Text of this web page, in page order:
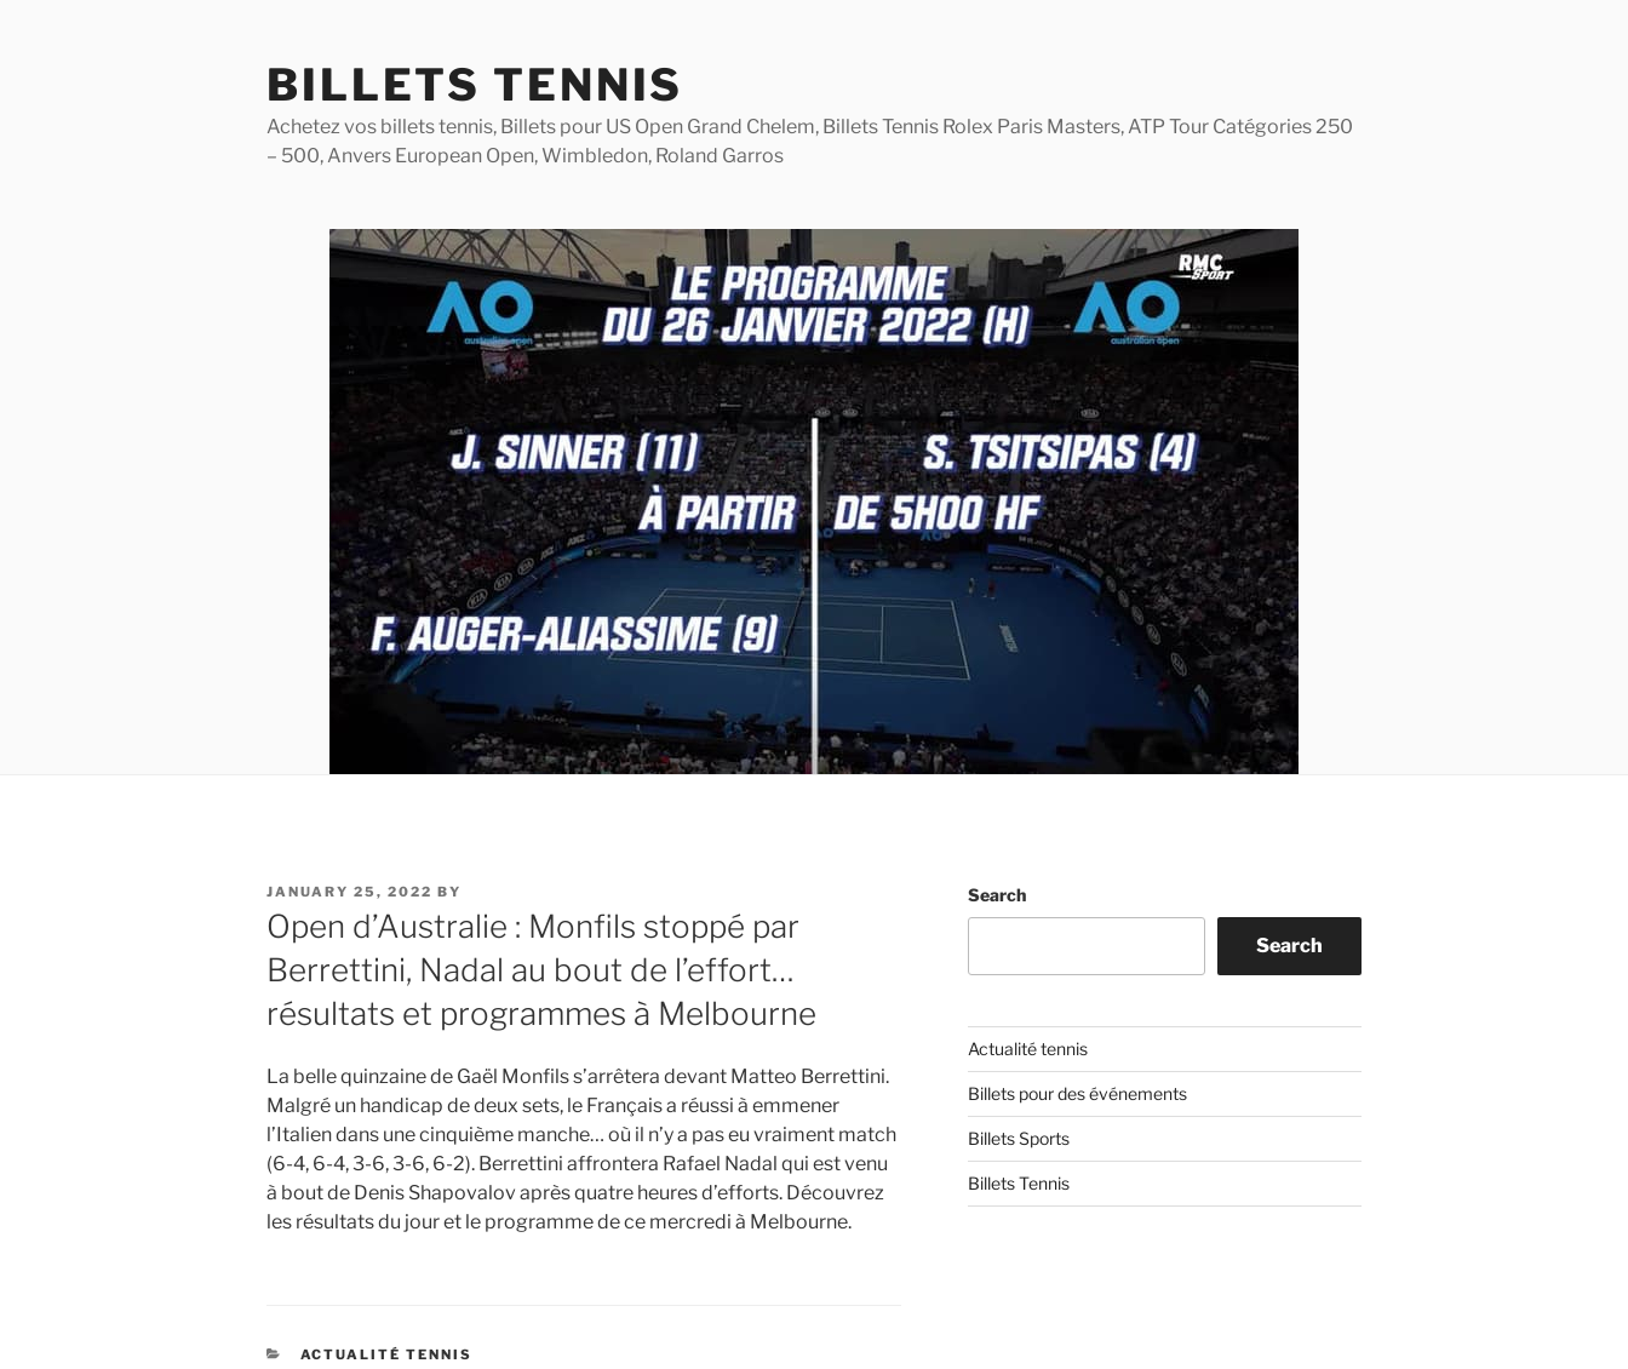
BILLETS TENNIS
Achetez vos billets tennis, Billets pour US Open Grand Chelem, Billets Tennis Rolex Paris Masters, ATP Tour Catégories 250
– 500, Anvers European Open, Wimbledon, Roland Garros
POSTED
ON
JANUARY 25, 2022 BY
Open d’Australie : Monfils stoppé par
Berrettini, Nadal au bout de l’effort…
résultats et programmes à Melbourne
La belle quinzaine de Gaël Monfils s’arrêtera devant Matteo Berrettini.
Malgré un handicap de deux sets, le Français a réussi à emmener
l’Italien dans une cinquième manche… où il n’y a pas eu vraiment match
(6-4, 6-4, 3-6, 3-6, 6-2). Berrettini affrontera Rafael Nadal qui est venu
à bout de Denis Shapovalov après quatre heures d’efforts. Découvrez
les résultats du jour et le programme de ce mercredi à Melbourne.
CATEGORIES
ACTUALITÉ TENNIS
Search
Search
Actualité tennis
Billets pour des événements
Billets Sports
Billets Tennis